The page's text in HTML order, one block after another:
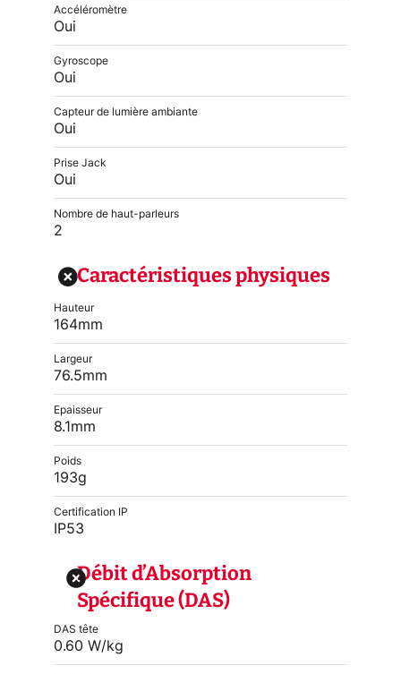
Accéléromètre
Oui
Gyroscope
Oui
Capteur de lumière ambiante
Oui
Prise Jack
Oui
Nombre de haut-parleurs
2
Caractéristiques physiques
Hauteur
164mm
Largeur
76.5mm
Epaisseur
8.1mm
Poids
193g
Certification IP
IP53
Débit d’Absorption
Spécifique (DAS)
DAS tête
0.60 W/kg